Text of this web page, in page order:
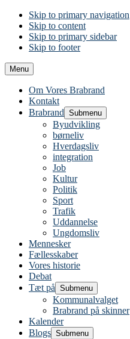
Skip to primary navigation
Skip to content
Skip to primary sidebar
Skip to footer
Menu
Om Vores Brabrand
Kontakt
Brabrand Submenu
Byudvikling
børneliv
Hverdagsliv
integration
Job
Kultur
Politik
Sport
Trafik
Uddannelse
Ungdomsliv
Mennesker
Fællesskaber
Vores historie
Debat
Tæt på Submenu
Kommunalvalget
Brabrand på skinner
Kalender
Blogs Submenu